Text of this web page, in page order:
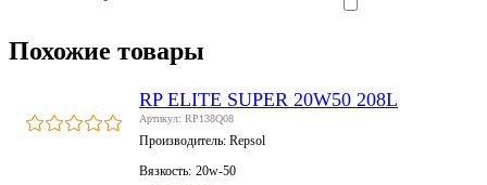
Похожие товары
RP ELITE SUPER 20W50 208L
Артикул: RP138Q08
Производитель: Repsol
Вязкость: 20w-50